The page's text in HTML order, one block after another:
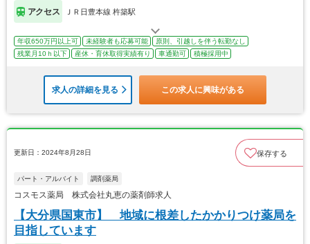
アクセス ＪＲ日豊本線 杵築駅
年収650万円以上可 未経験者も応募可能
原則、引越しを伴う転勤なし
残業月10ｈ以下
産休・育休取得実績有り 車通勤可 積極採用中
求人の詳細を見る この求人に興味がある
更新日：2024年8月28日 保存する
パート・アルバイト 調剤薬局
コスモス薬局 株式会社丸恵の薬剤師求人
【大分県国東市】 地域に根差したかかりつけ薬局を
目指しています